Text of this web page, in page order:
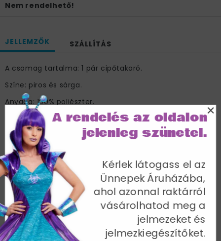
Nem rendelhető!
JELLEMZŐK SZÁLLÍTÁS
A csomag tartalma: 1 pár cipőtakaró.
Színe: piros és sárga.
Anyaga: 100% poliészter.
Egy méret.
Cikkszám: 47446
További termékek a kategóriában
Kérlek látogass el az
Ünnepek Áruházába,
ahol azonnal raktárról
vásárolhatod meg a
jelmezeket és
jelmezkiegészítőket.
A rendelés az oldalon
jelenleg szünetel.
×